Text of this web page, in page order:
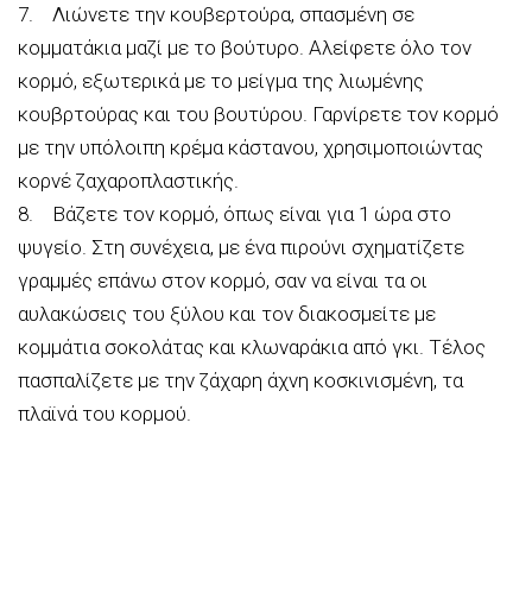
7. Λιώνετε την κουβερτούρα, σπασμένη σε
κομματάκια μαζί με το βούτυρο. Αλείφετε όλο τον
κορμό, εξωτερικά με το μείγμα της λιωμένης
κουβρτούρας και του βουτύρου. Γαρνίρετε τον κορμό
με την υπόλοιπη κρέμα κάστανου, χρησιμοποιώντας
κορνέ ζαχαροπλαστικής.
8. Βάζετε τον κορμό, όπως είναι για 1 ώρα στο
ψυγείο. Στη συνέχεια, με ένα πιρούνι σχηματίζετε
γραμμές επάνω στον κορμό, σαν να είναι τα οι
αυλακώσεις του ξύλου και τον διακοσμείτε με
κομμάτια σοκολάτας και κλωναράκια από γκι. Τέλος
πασπαλίζετε με την ζάχαρη άχνη κοσκινισμένη, τα
πλαϊνά του κορμού.